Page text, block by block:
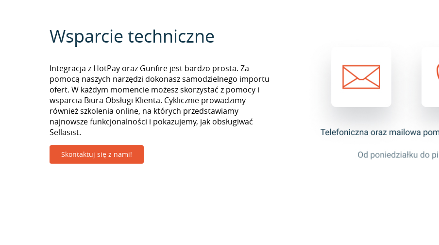
Wsparcie techniczne
Integracja z HotPay oraz Gunfire jest bardzo prosta. Za
pomocą naszych narzędzi dokonasz samodzielnego importu
ofert. W każdym momencie możesz skorzystać z pomocy i
wsparcia Biura Obsługi Klienta. Cyklicznie prowadzimy
również szkolenia online, na których przedstawiamy
najnowsze funkcjonalności i pokazujemy, jak obsługiwać
Sellasist.
Skontaktuj się z nami!